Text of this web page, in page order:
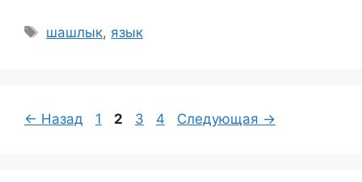
Метки
шашлык, язык
← Назад Страница
1 Страница
2 Страница
3 Страница
4 Следующая →